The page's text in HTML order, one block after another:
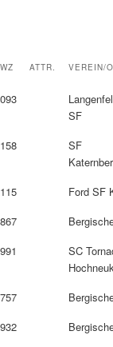
ATTR. VEREIN/
SF
SF
Ford SF
SC